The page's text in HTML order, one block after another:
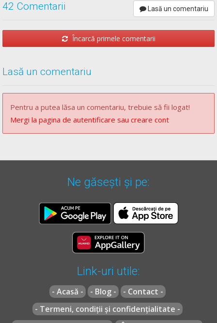
42 Comentarii Lasă un comentariu
Încarcă primele comentarii
Lasă un comentariu
Pentru a putea lăsa un comentariu, trebuie să fii logat!
Mergi la pagina de autentificare sau creare cont
Ne găsești și pe:
Link-uri utile:
- Acasă - - Blog -
- Contact -
- Termeni, condiții și confidențialitate -